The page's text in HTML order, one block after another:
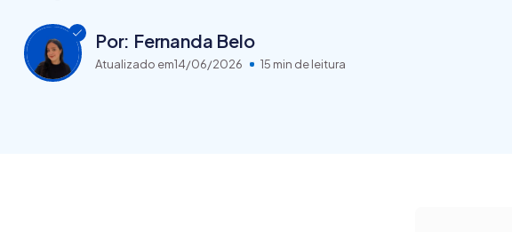
Por: Fernanda Belo
Atualizado em14/06/2026 15 min de leitura